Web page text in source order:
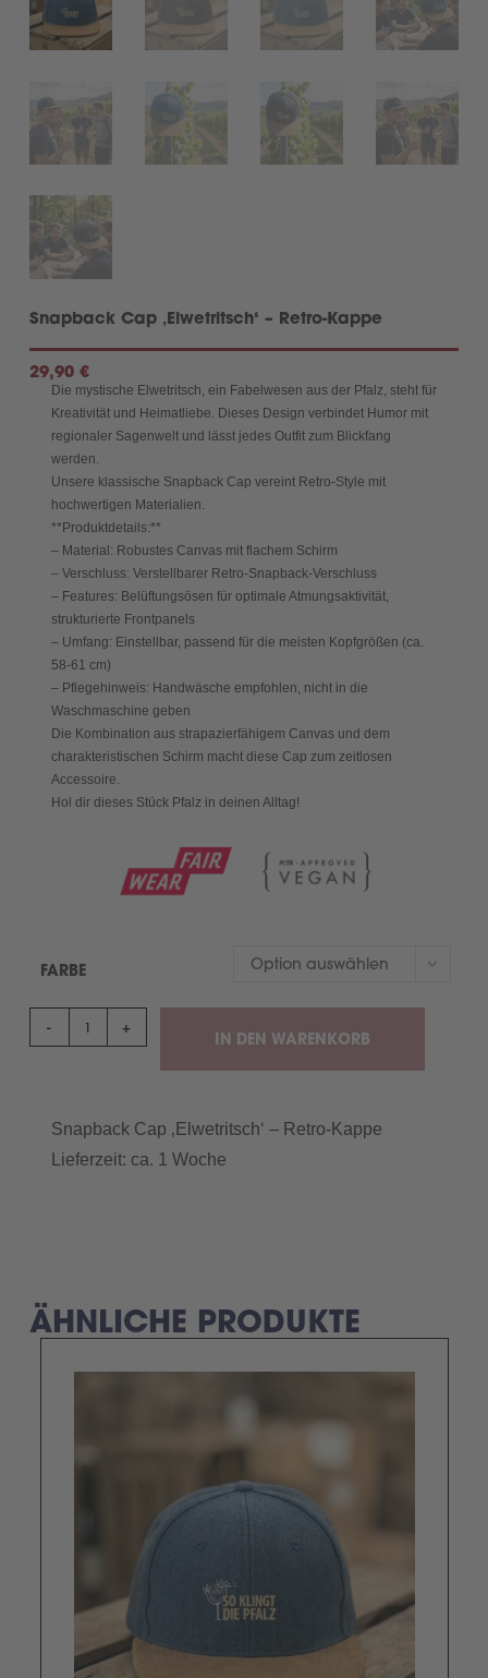
Snapback Cap ‚Elwetritsch‘ – Retro-Kappe
29,90 €
Die mystische Elwetritsch, ein Fabelwesen aus der Pfalz, steht für
Kreativität und Heimatliebe. Dieses Design verbindet Humor mit
regionaler Sagenwelt und lässt jedes Outfit zum Blickfang
werden.
Unsere klassische Snapback Cap vereint Retro-Style mit
hochwertigen Materialien.
**Produktdetails:**
– Material: Robustes Canvas mit flachem Schirm
– Verschluss: Verstellbarer Retro-Snapback-Verschluss
– Features: Belüftungsösen für optimale Atmungsaktivität,
strukturierte Frontpanels
– Umfang: Einstellbar, passend für die meisten Kopfgrößen (ca.
58-61 cm)
– Pflegehinweis: Handwäsche empfohlen, nicht in die
Waschmaschine geben
Die Kombination aus strapazierfähigem Canvas und dem
charakteristischen Schirm macht diese Cap zum zeitlosen
Accessoire.
Hol dir dieses Stück Pfalz in deinen Alltag!
FARBE Option auswählen
- +
IN DEN WARENKORB
Snapback Cap ‚Elwetritsch‘ – Retro-Kappe
Lieferzeit: ca. 1 Woche
ÄHNLICHE PRODUKTE